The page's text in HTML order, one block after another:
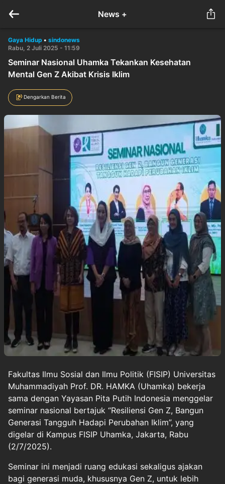
News +
Gaya Hidup • sindonews
Rabu, 2 Juli 2025 - 11:59
Seminar Nasional Uhamka Tekankan Kesehatan
Mental Gen Z Akibat Krisis Iklim
Dengarkan Berita
Fakultas Ilmu Sosial dan Ilmu Politik (FISIP) Universitas
Muhammadiyah Prof. DR. HAMKA (Uhamka) bekerja
sama dengan Yayasan Pita Putih Indonesia menggelar
seminar nasional bertajuk “Resiliensi Gen Z, Bangun
Generasi Tangguh Hadapi Perubahan Iklim”, yang
digelar di Kampus FISIP Uhamka, Jakarta, Rabu
(2/7/2025).
Seminar ini menjadi ruang edukasi sekaligus ajakan
bagi generasi muda, khususnya Gen Z, untuk lebih